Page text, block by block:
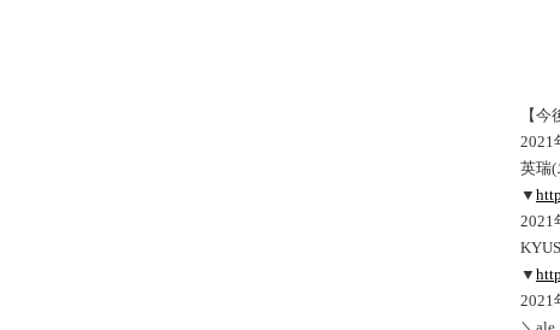
【
2021
英瑞(
▼
2021
▼
2021